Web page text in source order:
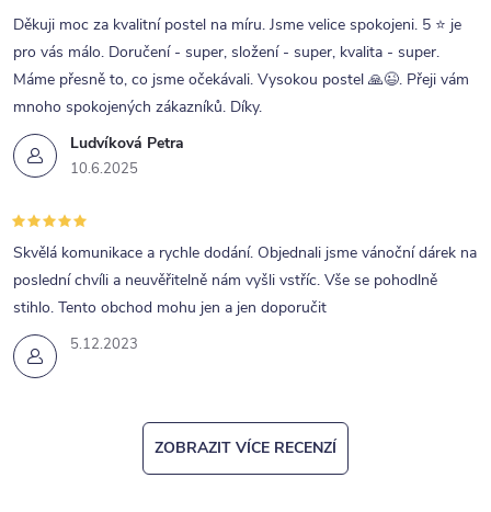
ý
p
i
u
Ludvíková Petra
10.6.2025
Děkuji moc za kvalitní postel na míru. Jsme velice spokojeni. 5 ⭐ je
pro vás málo. Doručení - super, složení - super, kvalita - super.
Máme přesně to, co jsme očekávali. Vysokou postel 🙏😉. Přeji vám
mnoho spokojených zákazníků. Díky.
5.12.2023
Skvělá komunikace a rychle dodání. Objednali jsme vánoční dárek na
poslední chvíli a neuvěřitelně nám vyšli vstříc. Vše se pohodlně
stihlo. Tento obchod mohu jen a jen doporučit
ZOBRAZIT VÍCE RECENZÍ